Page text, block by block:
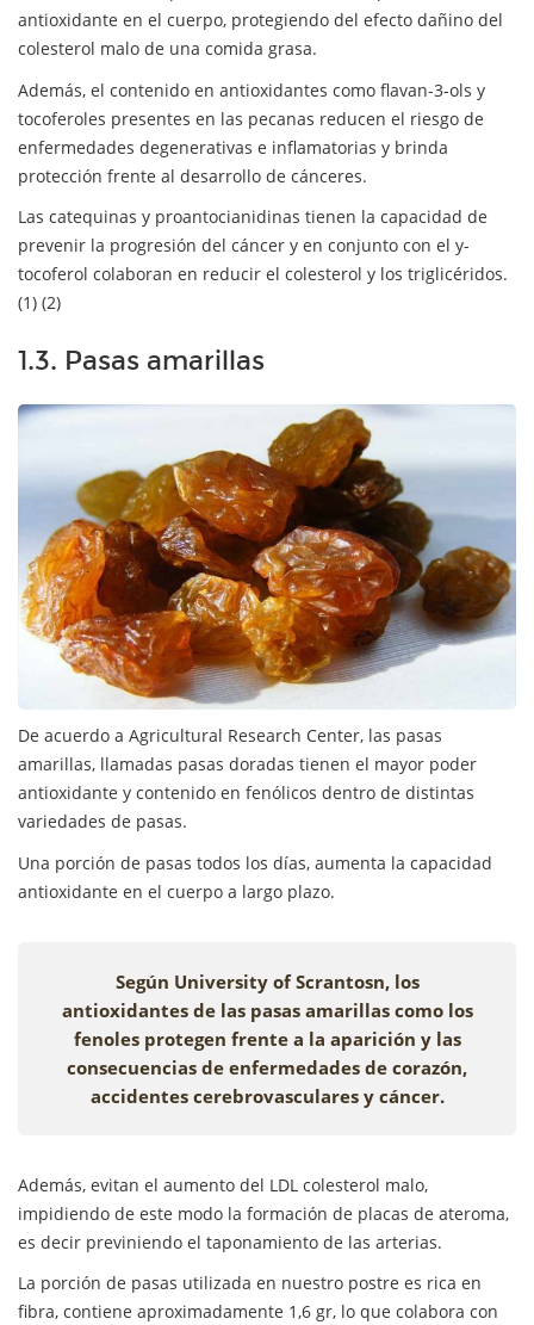
antioxidante en el cuerpo, protegiendo del efecto dañino del
colesterol malo de una comida grasa.
Además, el contenido en antioxidantes como flavan-3-ols y
tocoferoles presentes en las pecanas reducen el riesgo de
enfermedades degenerativas e inflamatorias y brinda
protección frente al desarrollo de cánceres.
Las catequinas y proantocianidinas tienen la capacidad de
prevenir la progresión del cáncer y en conjunto con el y-
tocoferol colaboran en reducir el colesterol y los triglicéridos.
(1) (2)
1.3. Pasas amarillas
De acuerdo a Agricultural Research Center, las pasas
amarillas, llamadas pasas doradas tienen el mayor poder
antioxidante y contenido en fenólicos dentro de distintas
variedades de pasas.
Una porción de pasas todos los días, aumenta la capacidad
antioxidante en el cuerpo a largo plazo.
Según University of Scrantosn, los
antioxidantes de las pasas amarillas como los
fenoles protegen frente a la aparición y las
consecuencias de enfermedades de corazón,
accidentes cerebrovasculares y cáncer.
Además, evitan el aumento del LDL colesterol malo,
impidiendo de este modo la formación de placas de ateroma,
es decir previniendo el taponamiento de las arterias.
La porción de pasas utilizada en nuestro postre es rica en
fibra, contiene aproximadamente 1,6 gr, lo que colabora con